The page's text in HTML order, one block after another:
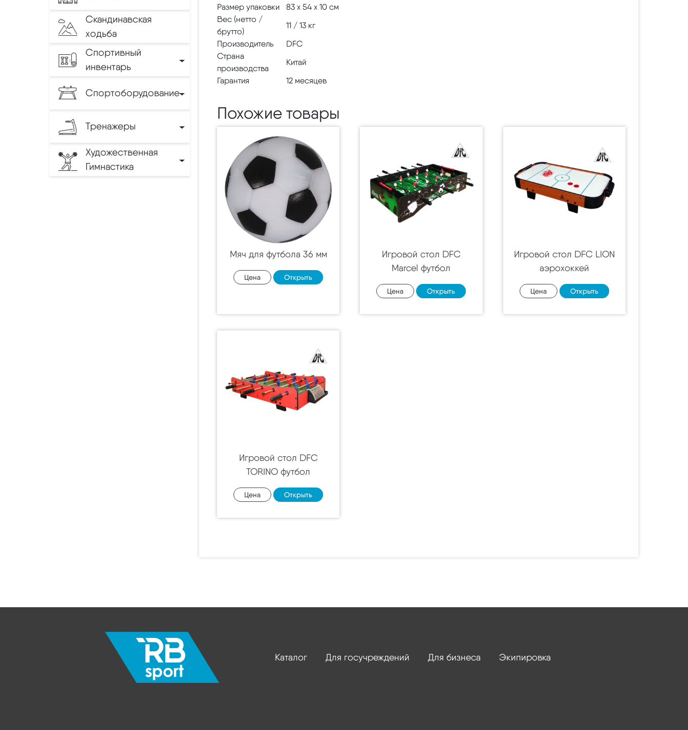
Скандинавская
ходьба
Спортивный
инвентарь
Спортоборудование
Тренажеры
Художественная
Гимнастика
Размер упаковки
83 х 54 х 10 см
Вес (нетто /
брутто)
11 / 13 кг
Производитель
DFC
Страна
производства
Китай
Гарантия
12 месяцев
Похожие товары
Мяч для футбола 36 мм
Цена Открыть
Игровой стол DFC
Marcel футбол
Цена Открыть
Игровой стол DFC LION
аэрохоккей
Цена Открыть
Игровой стол DFC
TORINO футбол
Цена Открыть
Каталог Для госучреждений Для бизнеса Экипировка